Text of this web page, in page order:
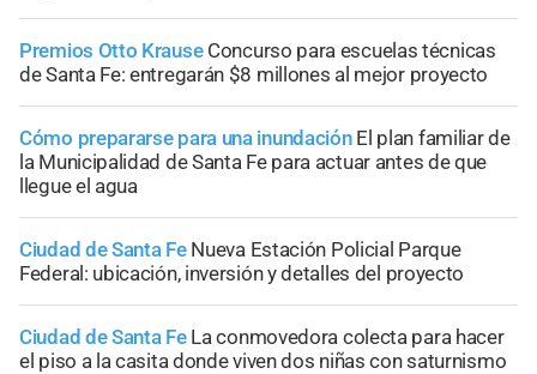
Premios Otto Krause Concurso para escuelas técnicas
de Santa Fe: entregarán $8 millones al mejor proyecto
Cómo prepararse para una inundación El plan familiar de
la Municipalidad de Santa Fe para actuar antes de que
llegue el agua
Ciudad de Santa Fe Nueva Estación Policial Parque
Federal: ubicación, inversión y detalles del proyecto
Ciudad de Santa Fe La conmovedora colecta para hacer
el piso a la casita donde viven dos niñas con saturnismo